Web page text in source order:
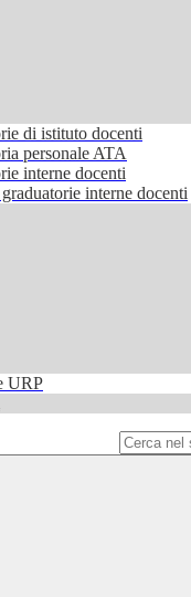
di istituto docenti
personale ATA
interne docenti
interne docenti
URP